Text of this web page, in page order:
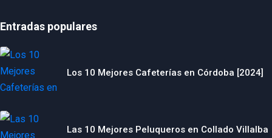
Entradas populares
Los 10 Mejores Cafeterías en Córdoba [2024]
Las 10 Mejores Peluqueros en Collado Villalba